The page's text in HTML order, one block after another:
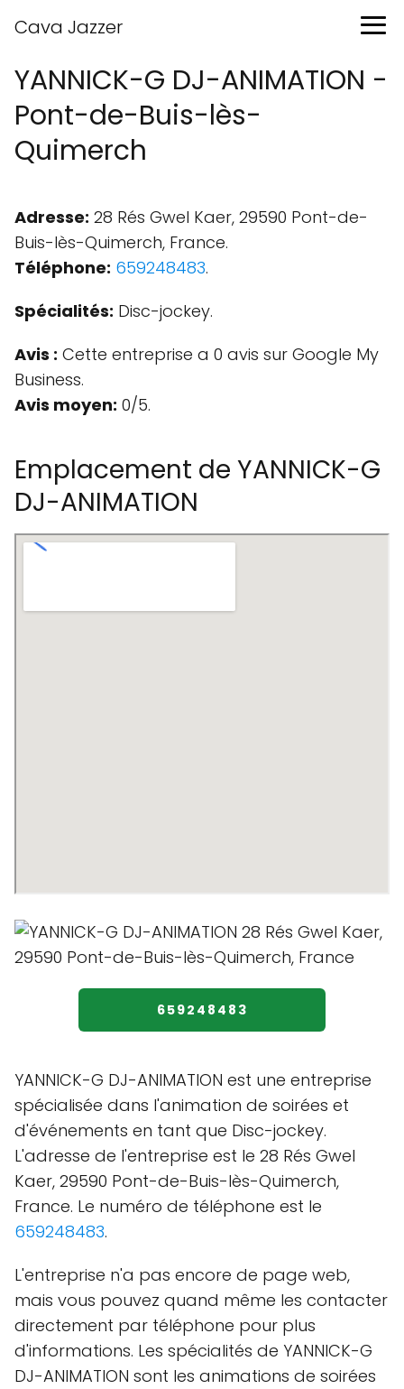
Cava Jazzer
YANNICK-G DJ-ANIMATION -
Pont-de-Buis-lès-
Quimerch
Adresse: 28 Rés Gwel Kaer, 29590 Pont-de-
Buis-lès-Quimerch, France.
Téléphone: 659248483.
Spécialités: Disc-jockey.
Avis : Cette entreprise a 0 avis sur Google My
Business.
Avis moyen: 0/5.
Emplacement de YANNICK-G
DJ-ANIMATION
659248483
YANNICK-G DJ-ANIMATION est une entreprise
spécialisée dans l'animation de soirées et
d'événements en tant que Disc-jockey.
L'adresse de l'entreprise est le 28 Rés Gwel
Kaer, 29590 Pont-de-Buis-lès-Quimerch,
France. Le numéro de téléphone est le
659248483.
L'entreprise n'a pas encore de page web,
mais vous pouvez quand même les contacter
directement par téléphone pour plus
d'informations. Les spécialités de YANNICK-G
DJ-ANIMATION sont les animations de soirées